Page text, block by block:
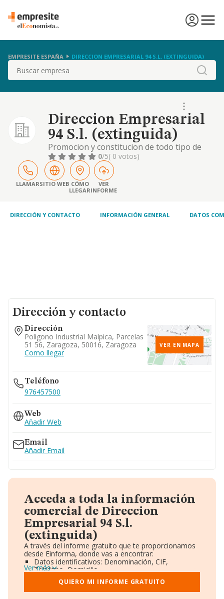
EMPRESITE ESPAÑA DIRECCION EMPRESARIAL 94 S.L. (EXTINGUIDA)
Buscar
Direccion Empresarial
94 S.l. (extinguida)
Promocion y constitucion de todo tipo de
obras, construccion y promocion de edificios
destinados a viviendas, locales comerciales o
industriales, compra y venta de inmuebles.
0/5( 0 votos)
LLAMARSITIO WEB CÓMO
LLEGAR
VER
INFORME
DIRECCIÓN Y CONTACTO INFORMACIÓN GENERAL DATOS
Dirección y contacto
Dirección
Poligono Industrial Malpica, Parcelas
51 56, Zaragoza, 50016, Zaragoza
Como llegar
VER EN MAPA
Teléfono
976457500
Web
Añadir Web
Email
Añadir Email
Acceda a toda la información
comercial de Direccion
Empresarial 94 S.l.
(extinguida)
A través del informe gratuito que te proporcionamos
desde Einforma, donde vas a encontrar:
Datos identificativos: Denominación, CIF,
Teléfono, Domicilio.
Informe Mercantil Completo (BORME).
Gráficos de Evolución Ventas y Empleados.
Consejo de Administración y Administradores.
Ver más
QUIERO MI INFORME GRATUITO